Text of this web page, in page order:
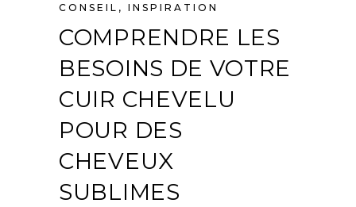
CONSEIL , INSPIRATION
COMPRENDRE LES
BESOINS DE VOTRE
CUIR CHEVELU
POUR DES
CHEVEUX
SUBLIMES